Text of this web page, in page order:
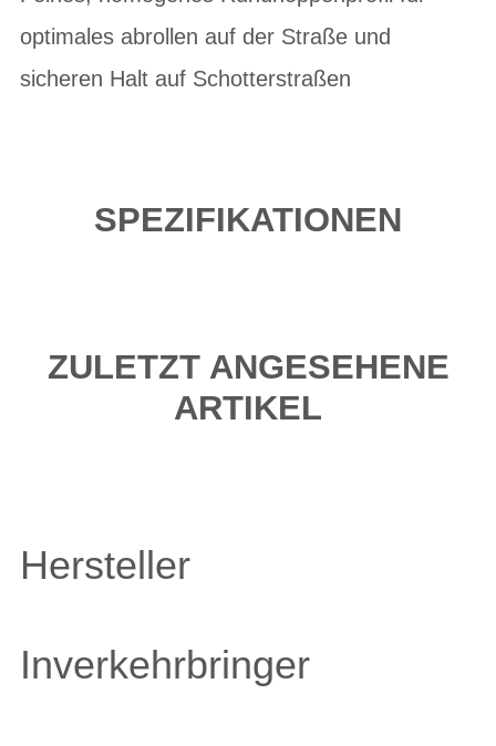
optimales abrollen auf der Straße und
sicheren Halt auf Schotterstraßen
SPEZIFIKATIONEN
ZULETZT ANGESEHENE
ARTIKEL
Hersteller
Inverkehrbringer